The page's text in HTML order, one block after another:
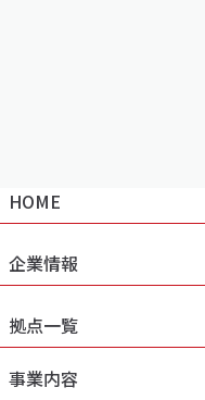
HOME
企業情報
拠点一覧
事業内容